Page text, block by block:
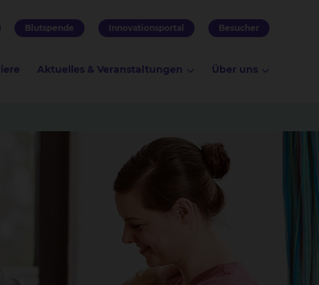
Blutspende Innovationsportal Besucher
Aktuelles & Veranstaltungen Über uns